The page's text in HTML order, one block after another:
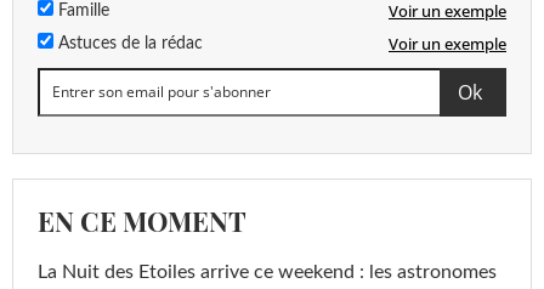
Famille Voir un exemple
Astuces de la rédac Voir un exemple
EN CE MOMENT
La Nuit des Etoiles arrive ce weekend : les astronomes